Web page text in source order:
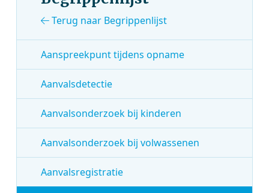
Terug naar Begrippenlijst
Aanspreekpunt tijdens opname
Aanvalsdetectie
Aanvalsonderzoek bij kinderen
Aanvalsonderzoek bij volwassenen
Aanvalsregistratie